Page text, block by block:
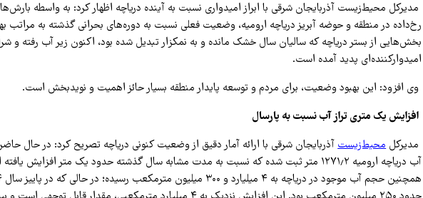
مدیرکل محیط‌زیست آذربایجان شرقی با ابراز امیدواری نسبت به آینده دریاچه اظهار کرد: به واسطه
رخ‌داده در منطقه و حوضه آبریز دریاچه ارومیه، وضعیت فعلی نسبت به دوره‌های بحرانی گذشته به مراتب
بخش‌هایی از بستر دریاچه که سالیان سال خشک مانده و به نمکزار تبدیل شده بود، اکنون زیر آب رفته و
امیدوارکننده‌ای پدید آمده است.
وی افزود: این بهبود وضعیت، برای مردم و توسعه پایدار منطقه بسیار حائز اهمیت و نویدبخش است.
افزایش یک متری تراز آب نسبت به پارسال
مدیرکلمحیط‌زیستآذربایجان شرقی با ارائه آمار دقیق از وضعیت کنونی دریاچه تصریح کرد: در حال
آب دریاچه ارومیه ۱۲۷۱٫۲ متر ثبت شده که نسبت به مدت مشابه سال گذشته حدود یک متر افزایش